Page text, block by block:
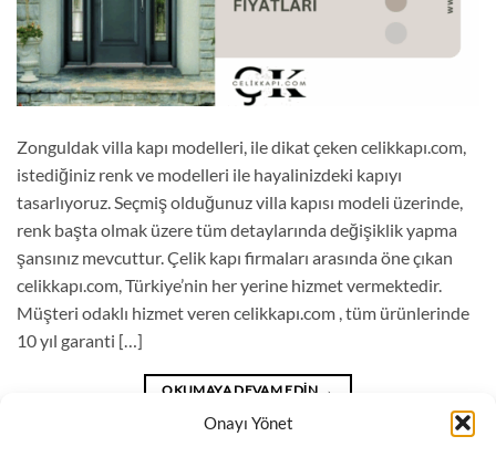
Onayı Yönet
Zonguldak villa kapı modelleri, ile dikat çeken celikkapı.com,
istediğiniz renk ve modelleri ile hayalinizdeki kapıyı
tasarlıyoruz. Seçmiş olduğunuz villa kapısı modeli üzerinde,
renk başta olmak üzere tüm detaylarında değişiklik yapma
şansınız mevcuttur. Çelik kapı firmaları arasında öne çıkan
celikkapı.com, Türkiye’nin her yerine hizmet vermektedir.
Müşteri odaklı hizmet veren celikkapı.com , tüm ürünlerinde
10 yıl garanti […]
OKUMAYA DEVAM EDIN →